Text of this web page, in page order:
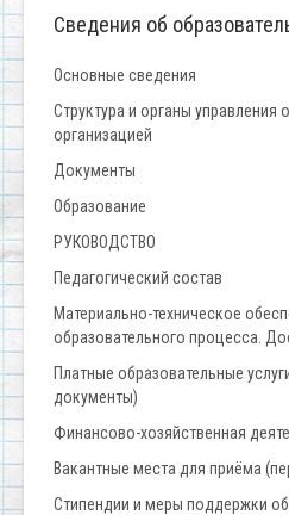
Сведения об
Основные сведения
Структура и органы управления
организацией
Документы
Образование
РУКОВОДСТВО
Педагогический состав
Материально-техническое
образовательного процесса.
Платные образовательные
документы)
Финансово-хозяйственная
Вакантные места для приёма
Стипендии и меры поддержки